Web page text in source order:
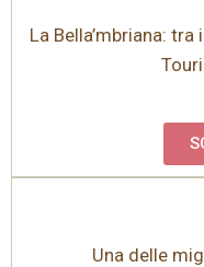
La Bella’mbriana:
Una delle